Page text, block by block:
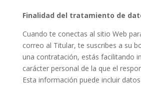
Finalidad del tratamiento de
Cuando te conectas al sitio Web
correo al Titular, te suscribes a su
una contratación, estás facilitando
carácter personal de la que el
Esta información puede incluir